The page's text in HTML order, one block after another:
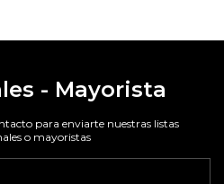
- Mayorista
para enviarte nuestras listas
o mayoristas